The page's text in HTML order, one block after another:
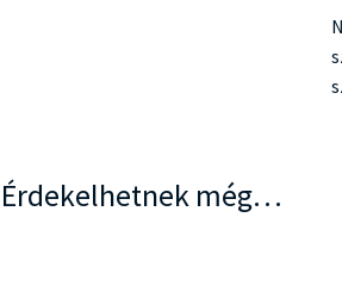
Érdekelhetnek még…